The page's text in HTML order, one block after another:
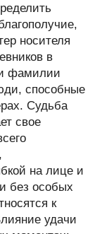
носителя
в
фамилии
способные
Судьба
свое
на лице и
без особых
к
удачи